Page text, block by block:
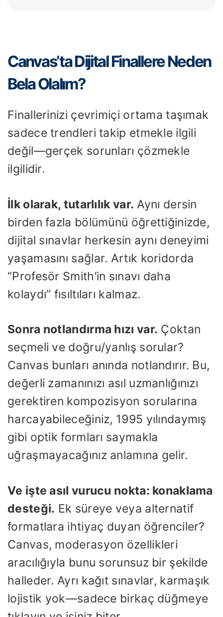
Canvas’ta Dijital Finallere Neden
Bela Olalım?
Finallerinizi çevrimiçi ortama taşımak
sadece trendleri takip etmekle ilgili
değil—gerçek sorunları çözmekle
ilgilidir.
İlk olarak, tutarlılık var. Aynı dersin
birden fazla bölümünü öğrettiğinizde,
dijital sınavlar herkesin aynı deneyimi
yaşamasını sağlar. Artık koridorda
“Profesör Smith’in sınavı daha
kolaydı” fısıltıları kalmaz.
Sonra notlandırma hızı var. Çoktan
seçmeli ve doğru/yanlış sorular?
Canvas bunları anında notlandırır. Bu,
değerli zamanınızı asıl uzmanlığınızı
gerektiren kompozisyon sorularına
harcayabileceğiniz, 1995 yılındaymış
gibi optik formları saymakla
uğraşmayacağınız anlamına gelir.
Ve işte asıl vurucu nokta: konaklama
desteği. Ek süreye veya alternatif
formatlara ihtiyaç duyan öğrenciler?
Canvas, moderasyon özellikleri
aracılığıyla bunu sorunsuz bir şekilde
halleder. Ayrı kağıt sınavlar, karmaşık
lojistik yok—sadece birkaç düğmeye